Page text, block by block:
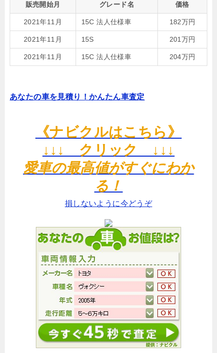
販売開始月 グレード名 価格
2021年11月 15C 法人仕様車 182万円
2021年11月 15S 201万円
2021年11月 15C 法人仕様車 204万円
あなたの車を見積り！かんたん車査定
《ナビクルはこちら》
↓↓↓ クリック ↓↓↓
愛車の最高値がすぐにわか
る！
損しないように今どうぞ